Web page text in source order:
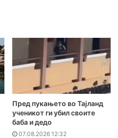
Пред пукањето во Тајланд
ученикот ги убил своите
баба и дедо
07.08.2026 12:32